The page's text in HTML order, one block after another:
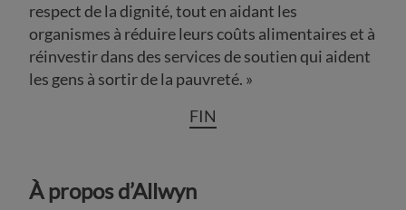
respect de la dignité, tout en aidant les
organismes à réduire leurs coûts alimentaires et à
réinvestir dans des services de soutien qui aident
les gens à sortir de la pauvreté. »
FIN
À propos d’Allwyn